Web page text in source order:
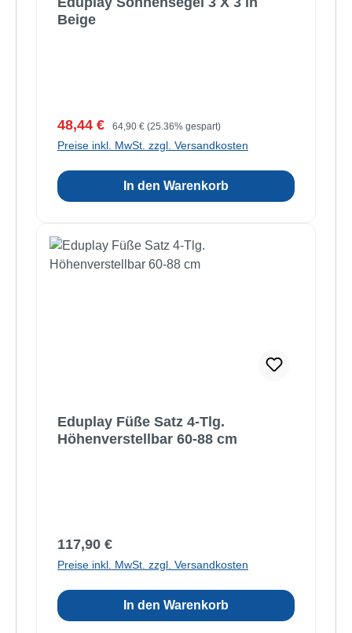
Beige
Verkaufspreis:
48,44 € Regulärer Preis:
64,90 € (25.36% gespart)
Preise inkl. MwSt. zzgl. Versandkosten
In den Warenkorb
Eduplay Füße Satz 4-Tlg.
Höhenverstellbar 60-88 cm
Regulärer Preis:
117,90 €
Preise inkl. MwSt. zzgl. Versandkosten
In den Warenkorb